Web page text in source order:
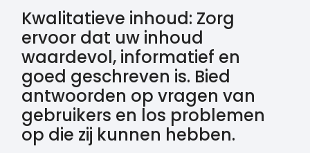
Kwalitatieve inhoud: Zorg
ervoor dat uw inhoud
waardevol, informatief en
goed geschreven is. Bied
antwoorden op vragen van
gebruikers en los problemen
op die zij kunnen hebben.